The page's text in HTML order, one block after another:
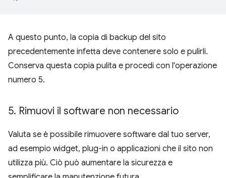
A questo punto, la copia di backup del sito
precedentemente infetta deve contenere solo e pulirli.
Conserva questa copia pulita e procedi con l'operazione
numero 5.
5. Rimuovi il software non necessario
Valuta se è possibile rimuovere software dal tuo server,
ad esempio widget, plug-in o applicazioni che il sito non
utilizza più. Ciò può aumentare la sicurezza e